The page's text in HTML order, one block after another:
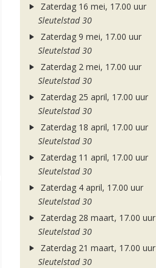
Zaterdag 16 mei, 17.00 uur
Sleutelstad 30
Zaterdag 9 mei, 17.00 uur
Sleutelstad 30
Zaterdag 2 mei, 17.00 uur
Sleutelstad 30
Zaterdag 25 april, 17.00 uur
Sleutelstad 30
Zaterdag 18 april, 17.00 uur
Sleutelstad 30
Zaterdag 11 april, 17.00 uur
Sleutelstad 30
Zaterdag 4 april, 17.00 uur
Sleutelstad 30
Zaterdag 28 maart, 17.00 uur
Sleutelstad 30
Zaterdag 21 maart, 17.00 uur
Sleutelstad 30